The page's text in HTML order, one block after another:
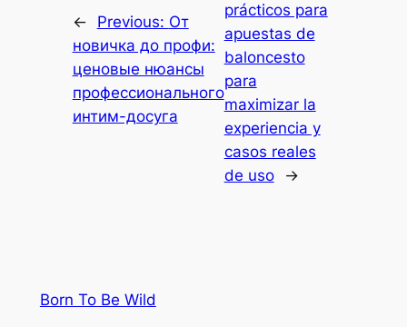
← Previous: От
новичка до профи:
ценовые нюансы
профессионального
интим-досуга
prácticos para
apuestas de
baloncesto
para
maximizar la
experiencia y
casos reales
de uso
→
Born To Be Wild